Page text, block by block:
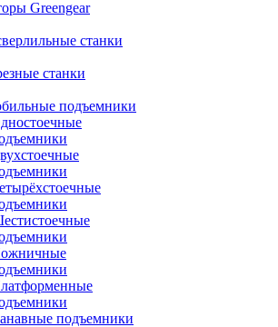
Greengear
станки
станки
подъемники
подъемники